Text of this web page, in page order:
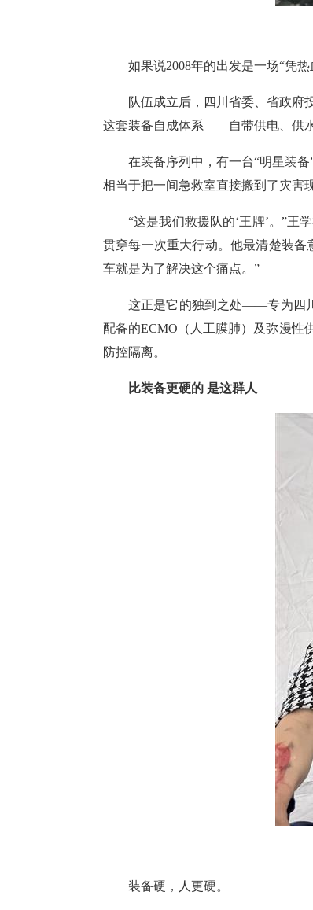
如果说2008年的出发是一场“凭
队伍成立后，四川省委、省政府
这套装备自成体系——自带供电、供
在装备序列中，有一台“明星装
相当于把一间急救室直接搬到了灾害
“这是我们救援队的‘王牌’。”王
贯穿每一次重大行动。他最清楚装备
车就是为了解决这个痛点。”
这正是它的独到之处——专为四
配备的ECMO（人工膜肺）及弥漫性
防控隔离。
比装备更硬的 是这群人
装备硬，人更硬。